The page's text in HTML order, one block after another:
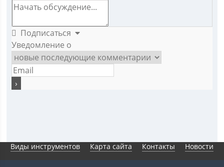
Подписаться
Уведомление о
Виды инструментов Карта сайта Контакты Новости